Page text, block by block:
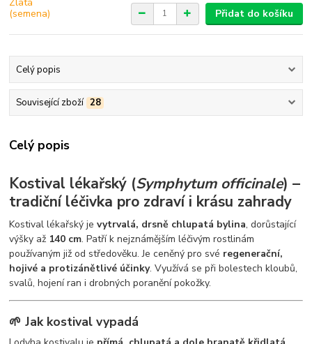
Přidat do košíku
Celý popis
Související zboží 28
Celý popis
Kostival lékařský (Symphytum officinale) –
tradiční léčivka pro zdraví i krásu zahrady
Kostival lékařský jevytrvalá, drsně chlupatá bylina, dorůstající
výšky až 140 cm. Patří k nejznámějším léčivým rostlinám
používaným již od středověku. Je ceněný pro své regenerační,
hojivé a protizánětlivé účinky. Využívá se při bolestech kloubů,
svalů, hojení ran i drobných poranění pokožky.
🌱 Jak kostival vypadá